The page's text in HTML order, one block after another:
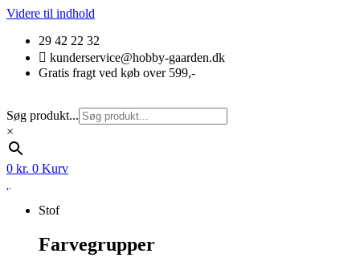
Videre til indhold
29 42 22 32
kunderservice@hobby-gaarden.dk
Gratis fragt ved køb over 599,-
Søg produkt...
×
0 kr. 0 Kurv
Stof
Farvegrupper